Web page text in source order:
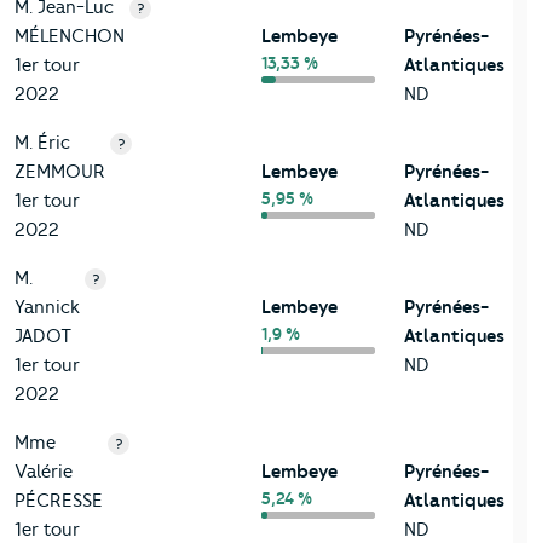
M. Jean-Luc
MÉLENCHON
1er tour
2022
?
Lembeye
13,33 %
Pyrénées-
Atlantiques
ND
M. Éric
ZEMMOUR
1er tour
2022
?
Lembeye
5,95 %
Pyrénées-
Atlantiques
ND
M.
Yannick
JADOT
1er tour
2022
?
Lembeye
1,9 %
Pyrénées-
Atlantiques
ND
Mme
Valérie
PÉCRESSE
1er tour
?
Lembeye
5,24 %
Pyrénées-
Atlantiques
ND